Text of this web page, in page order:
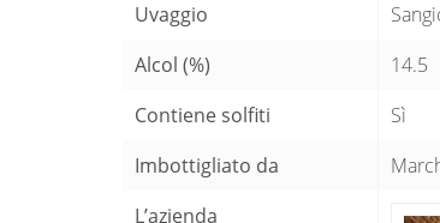
Uvaggio
Alcol (%)
14.5
Contiene solfiti
Sì
Imbottigliato da
L’azienda